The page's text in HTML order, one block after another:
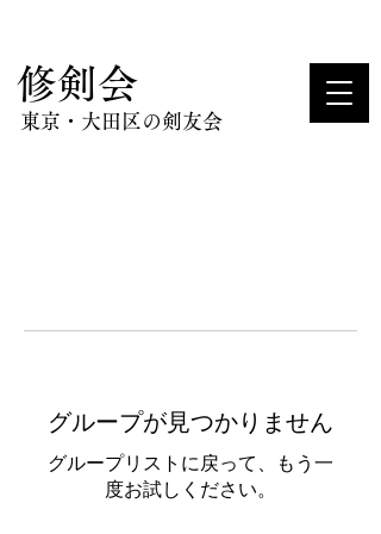
​修剣会
東京・大田区の剣友会
グループが見つかりません
グループリストに戻って、もう一
度お試しください。